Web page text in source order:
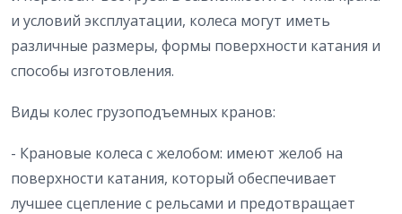
и условий эксплуатации, колеса могут иметь
различные размеры, формы поверхности катания и
способы изготовления.
Виды колес грузоподъемных кранов:
- Крановые колеса с желобом: имеют желоб на
поверхности катания, который обеспечивает
лучшее сцепление с рельсами и предотвращает